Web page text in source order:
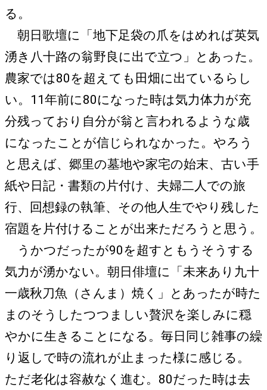
る。
朝日歌壇に「地下足袋の爪をはめれば英気
湧き八十路の翁野良に出で立つ」とあった。
農家では80を超えても田畑に出ているらし
い。11年前に80になった時は気力体力が充
分残っており自分が翁と言われるような歳
になったことが信じられなかった。やろう
と思えば、郷里の墓地や家宅の始末、古い手
紙や日記・書類の片付け、夫婦二人での旅
行、回想録の執筆、その他人生でやり残した
宿題を片付けることが出来ただろうと思う。
うかつだったが90を超すともうそうする
気力が湧かない。朝日俳壇に「未来あり九十
一歳秋刀魚（さんま）焼く」とあったが時た
まのそうしたつつましい贅沢を楽しみに穏
やかに生きることになる。毎日同じ雑事の繰
り返しで時の流れが止まった様に感じる。
ただ老化は容赦なく進む。80だった時は去